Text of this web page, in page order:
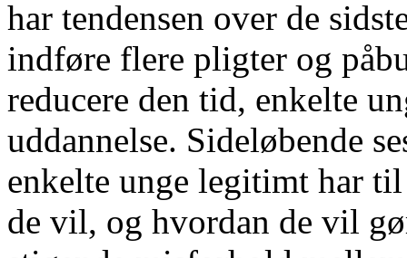
har tendensen over de
indføre flere pligter og
reducere den tid, enkelte
uddannelse. Sideløbende
enkelte unge legitimt har
de vil, og hvordan de vil